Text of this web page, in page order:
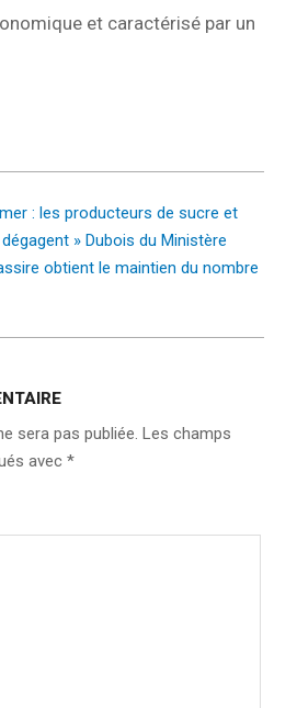
et caractérisé par un
: les producteurs de sucre et
» Dubois du Ministère
obtient le maintien du nombre
sera pas publiée. Les champs
avec *